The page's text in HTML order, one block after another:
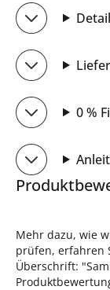
0 %
Mehr dazu, wie
prüfen, erfahren
Überschrift: